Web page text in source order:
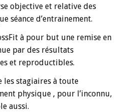
objective et relative des
séance d’entrainement.
à pour but une remise en
par des résultats
et reproductibles.
les stagiaires à toute
physique , pour l’inconnu,
aussi.